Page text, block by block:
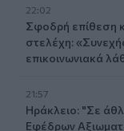
22:02
Σφοδρή επίθεση
στελέχη:
επικοινωνιακά
21:57
Ηράκλειο: "Σε
Εφέδρων